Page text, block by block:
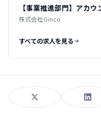
【事業推進部門】アカ
株式会社Ginco
すべての求人を見る